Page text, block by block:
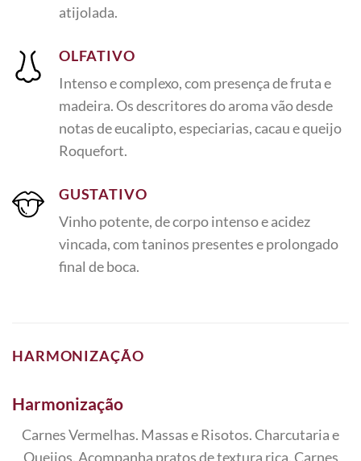
atijolada.
OLFATIVO
Intenso e complexo, com presença de fruta e
madeira. Os descritores do aroma vão desde
notas de eucalipto, especiarias, cacau e queijo
Roquefort.
GUSTATIVO
Vinho potente, de corpo intenso e acidez
vincada, com taninos presentes e prolongado
final de boca.
HARMONIZAÇÃO
Harmonização
Carnes Vermelhas. Massas e Risotos. Charcutaria e
Queijos. Acompanha pratos de textura rica. Carnes